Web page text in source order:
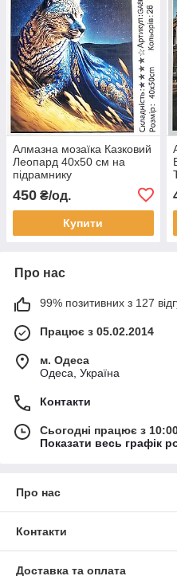
Алмазна мозаїка Казковий
Леопард 40x50 см на
підрамнику
450 ₴/од.
Купити
Про нас
99% позитивних з 127
Працює з 05.02.2014
м. Одеса
Одеса, Україна
Контакти
Сьогодні працює з
Показати весь графік
Про нас
Контакти
Доставка та оплата